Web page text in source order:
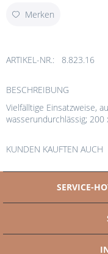
Merken
ARTIKEL-NR.: 8.823.16
BESCHREIBUNG
Vielfälltige Einsatzweise,
wasserundurchlässig; 200
KUNDEN KAUFTEN AUCH
SERVICE-